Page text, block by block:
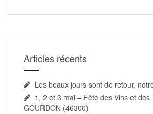
Articles récents
Les beaux jours sont de retour,
1, 2 et 3 mai – Fête des Vins et des
GOURDON (46300)